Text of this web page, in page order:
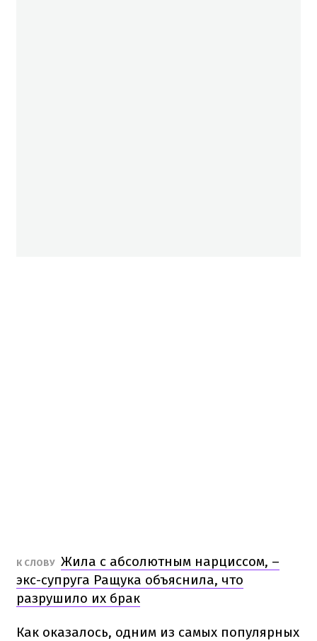
К СЛОВУ Жила с абсолютным нарциссом, –
экс-супруга Ращука объяснила, что
разрушило их брак
Как оказалось, одним из самых популярных